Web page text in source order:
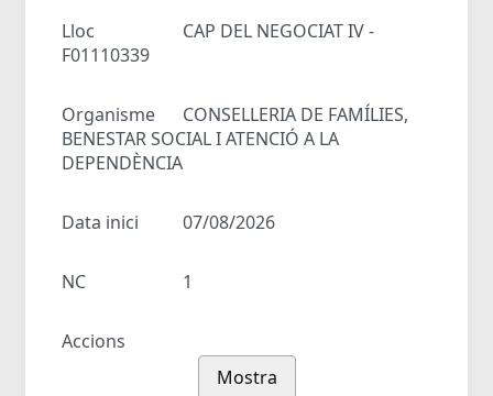
Lloc
CAP DEL NEGOCIAT IV -
F01110339
Organisme
CONSELLERIA DE FAMÍLIES,
BENESTAR SOCIAL I ATENCIÓ A LA
DEPENDÈNCIA
Data inici 07/08/2026
NC 1
Accions
Mostra